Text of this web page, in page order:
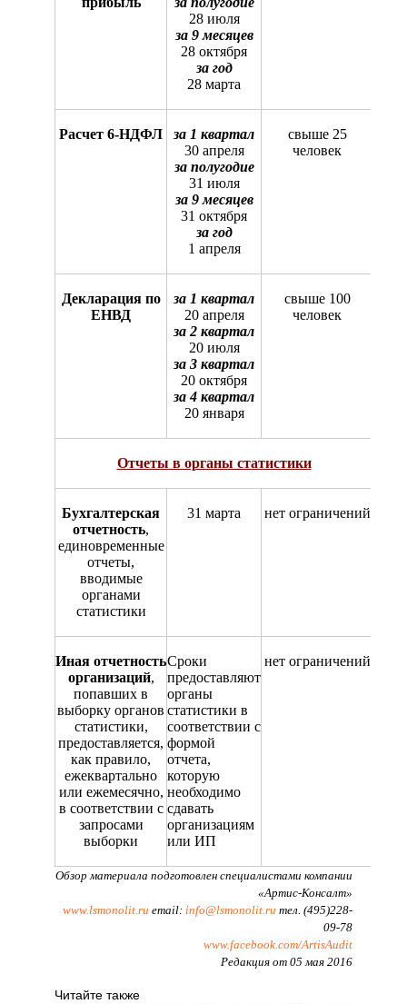
28 июля
за 9 месяцев
28 октября
за год
28 марта
Расчет 6-НДФЛ
за 1 квартал
30 апреля
за полугодие
31 июля
за 9 месяцев
31 октября
за год
1 апреля
свыше 25
человек
Декларация по
ЕНВД
за 1 квартал
20 апреля
за 2 квартал
20 июля
за 3 квартал
20 октября
за 4 квартал
20 января
свыше 100
человек
Отчеты в органы статистики
Бухгалтерская
отчетность,
единовременные
отчеты,
вводимые
органами
статистики
31 марта нет ограничений
Иная отчетность
организаций,
попавших в
выборку органов
статистики,
предоставляется,
как правило,
ежеквартально
или ежемесячно,
в соответствии с
запросами
выборки
Сроки
предоставляют
органы
статистики в
соответствии с
формой
отчета,
которую
необходимо
сдавать
организациям
или ИП
нет ограничений
Обзор материала подготовлен специалистами компании
«Артис-Консалт»
www.lsmonolit.ru email: info@lsmonolit.ru тел. (495)228-
09-78
www.facebook.com/ArtisAudit
Редакция от 05 мая 2016
Читайте также